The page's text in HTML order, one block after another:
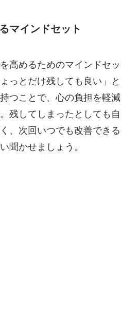
マインドセット
高めるためのマインドセッ
っとだけ残しても良い」と
つことで、心の負担を軽減
残してしまったとしても自
、次回いつでも改善できる
聞かせましょう。